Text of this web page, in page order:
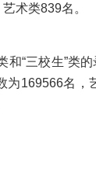
术类839名。
“三校生”类的
为169566名，